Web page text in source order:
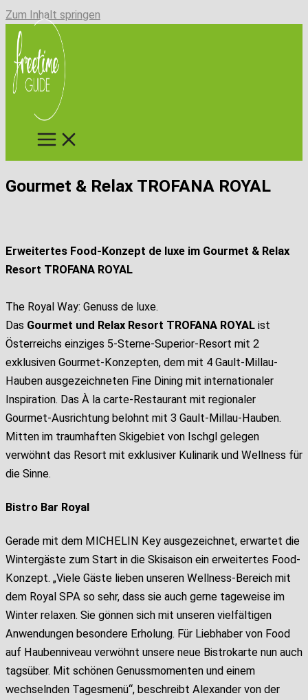
Zum Inhalt springen
Gourmet & Relax TROFANA ROYAL
Erweitertes Food-Konzept de luxe im Gourmet & Relax
Resort TROFANA ROYAL
The Royal Way: Genuss de luxe.
Das Gourmet und Relax Resort TROFANA ROYAL ist
Österreichs einziges 5-Sterne-Superior-Resort mit 2
exklusiven Gourmet-Konzepten, dem mit 4 Gault-Millau-
Hauben ausgezeichneten Fine Dining mit internationaler
Inspiration. Das À la carte-Restaurant mit regionaler
Gourmet-Ausrichtung belohnt mit 3 Gault-Millau-Hauben.
Mitten im traumhaften Skigebiet von Ischgl gelegen
verwöhnt das Resort mit exklusiver Kulinarik und Wellness für
die Sinne.
Bistro Bar Royal
Gerade mit dem MICHELIN Key ausgezeichnet, erwartet die
Wintergäste zum Start in die Skisaison ein erweitertes Food-
Konzept. „Viele Gäste lieben unseren Wellness-Bereich mit
dem Royal SPA so sehr, dass sie auch gerne tageweise im
Winter relaxen. Sie gönnen sich mit unseren vielfältigen
Anwendungen besondere Erholung. Für Liebhaber von Food
auf Haubenniveau verwöhnt unsere neue Bistrokarte nun auch
tagsüber. Mit schönen Genussmomenten und einem
wechselnden Tagesmenü“, beschreibt Alexander von der